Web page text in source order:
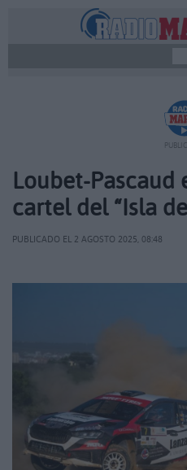
Loubet-Pascaud
cartel del “Isla
PUBLICADO EL 2 AGOSTO 2025, 08:48